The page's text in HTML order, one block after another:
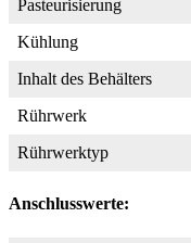
Pasteurisierung
Kühlung
Inhalt des Behälters
Rührwerk
Rührwerktyp
Anschlusswerte: